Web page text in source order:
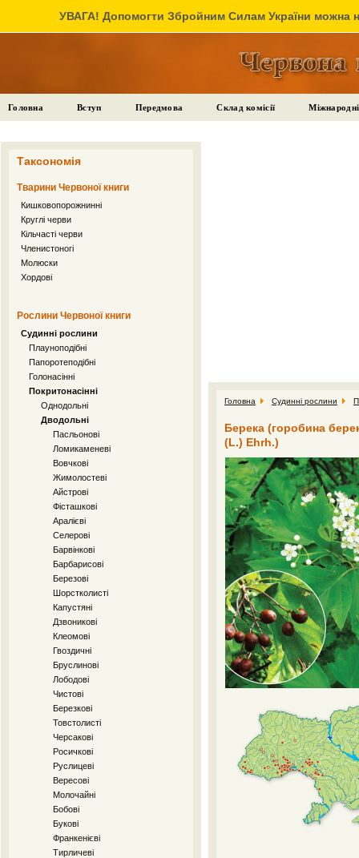
УВАГА! Допомогти Збройним Силам України можна
Головна Вступ Передмова Склад комісії
Таксономія
Тварини Червоної книги
Кишковопорожнинні
Круглі черви
Кільчасті черви
Членистоногі
Молюски
Хордові
Рослини Червоної книги
Судинні рослини
Плауноподібні
Папоротеподібні
Голонасінні
Покритонасінні
Однодольні
Дводольні
Пасльонові
Ломикаменеві
Вовчкові
Жимолостеві
Айстрові
Фісташкові
Аралієві
Селерові
Барвінкові
Барбарисові
Березові
Шорстколисті
Капустяні
Дзвоникові
Клеомові
Гвоздичні
Бруслинові
Лободові
Чистові
Березкові
Товстолисті
Черсакові
Росичкові
Руслицеві
Вересові
Молочайні
Бобові
Букові
Франкенієві
Тирличеві
Головна Судинні рослини
Берека (горобина
(L.) Ehrh.)